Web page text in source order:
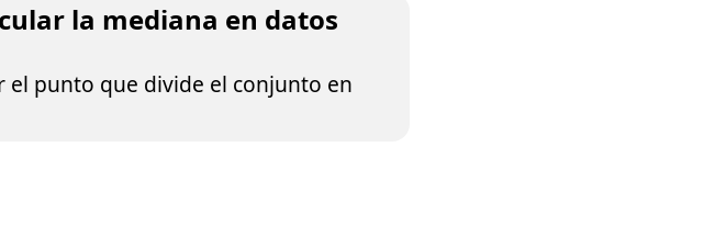
la mediana en datos
punto que divide el conjunto en